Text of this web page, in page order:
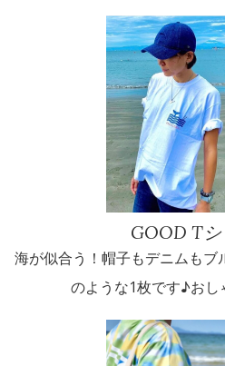
GOOD T
海が似合う！帽子もデニムもブ
のような1枚です♪おし